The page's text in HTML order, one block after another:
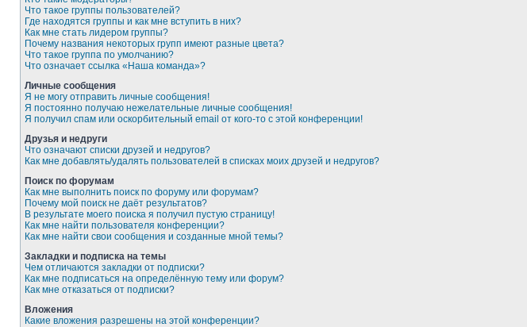
Что такое группы пользователей?
Где находятся группы и как мне вступить в них?
Как мне стать лидером группы?
Почему названия некоторых групп имеют разные цвета?
Что такое группа по умолчанию?
Что означает ссылка «Наша команда»?
Личные сообщения
Я не могу отправить личные сообщения!
Я постоянно получаю нежелательные личные сообщения!
Я получил спам или оскорбительный email от кого-то с этой конференции!
Друзья и недруги
Что означают списки друзей и недругов?
Как мне добавлять/удалять пользователей в списках моих друзей и недругов?
Поиск по форумам
Как мне выполнить поиск по форуму или форумам?
Почему мой поиск не даёт результатов?
В результате моего поиска я получил пустую страницу!
Как мне найти пользователя конференции?
Как мне найти свои сообщения и созданные мной темы?
Закладки и подписка на темы
Чем отличаются закладки от подписки?
Как мне подписаться на определённую тему или форум?
Как мне отказаться от подписки?
Вложения
Какие вложения разрешены на этой конференции?